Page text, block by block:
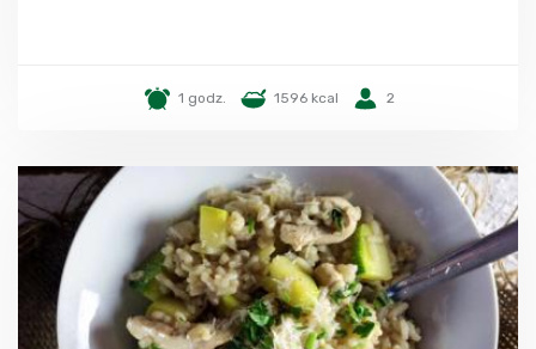
1 godz. 1596 kcal 2